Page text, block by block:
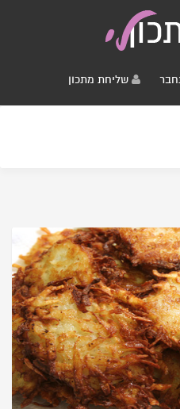
שליחת מתכון